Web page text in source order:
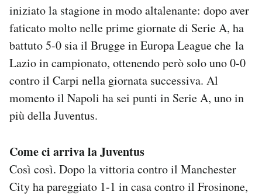
iniziato la stagione in modo altalenante: dopo aver
faticato molto nelle prime giornate di Serie A, ha
battuto 5-0 sia il Brugge in Europa League che la
Lazio in campionato, ottenendo però solo uno 0-0
contro il Carpi nella giornata successiva. Al
momento il Napoli ha sei punti in Serie A, uno in
più della Juventus.
Come ci arriva la Juventus
Così così. Dopo la vittoria contro il Manchester
City ha pareggiato 1-1 in casa contro il Frosinone,